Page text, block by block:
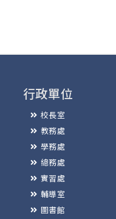
行政單位
校長室
教務處
學務處
總務處
實習處
輔導室
圖書館